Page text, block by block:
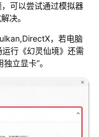
可以尝试通过模拟器
决。
，若电脑
行《幻灵仙境》还需
立显卡”。